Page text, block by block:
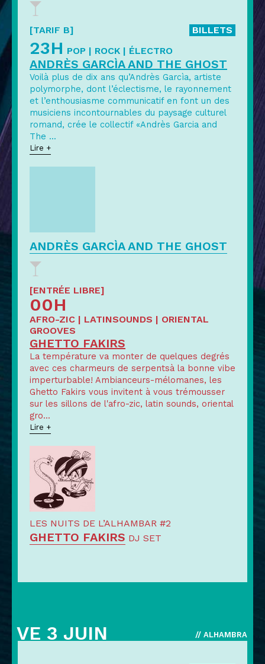
[TARIF B] BILLETS
23H POP | ROCK | ÉLECTRO
ANDRÈS GARCÌA AND THE GHOST
Voilà plus de dix ans qu’Andrès Garcìa, artiste
polymorphe, dont l’éclectisme, le rayonnement
et l’enthousiasme communicatif en font un des
musiciens incontournables du paysage culturel
romand, crée le collectif «Andrès Garcia and
The ...
Lire +
ANDRÈS GARCÌA AND THE GHOST
[ENTRÉE LIBRE]
00H
AFRO-ZIC | LATINSOUNDS | ORIENTAL
GROOVES
GHETTO FAKIRS
La température va monter de quelques degrés
avec ces charmeurs de serpentsà la bonne vibe
imperturbable! Ambianceurs-mélomanes, les
Ghetto Fakirs vous invitent à vous trémousser
sur les sillons de l'afro-zic, latin sounds, oriental
gro...
Lire +
LES NUITS DE L’ALHAMBAR #2
GHETTO FAKIRS DJ SET
// ALHAMBRA
VE 3 JUIN